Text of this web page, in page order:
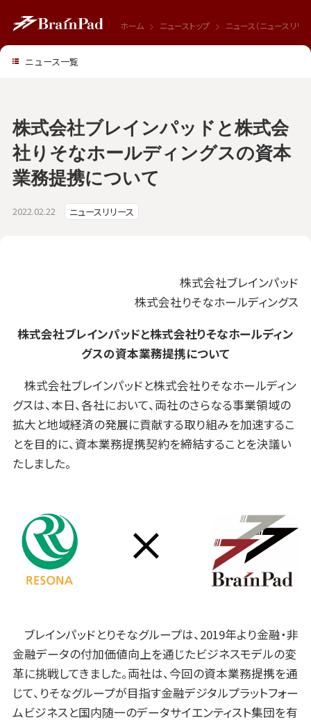
ホーム ニューストップ ニュース（ニュースリリー
2022.02.22 ニュースリリース
株式会社ブレインパッドと株式会
社りそなホールディングスの資本
業務提携について
株式会社ブレインパッド
株式会社りそなホールディングス
株式会社ブレインパッドと株式会社りそなホールディン
グスの資本業務提携について
株式会社ブレインパッドと株式会社りそなホールディン
グスは、本日、各社において、両社のさらなる事業領域の
拡大と地域経済の発展に貢献する取り組みを加速するこ
とを目的に、資本業務提携契約を締結することを決議い
たしました。
ブレインパッドとりそなグループは、2019年より金融・非
金融データの付加価値向上を通じたビジネスモデルの変
革に挑戦してきました。両社は、今回の資本業務提携を通
じて、りそなグループが目指す金融デジタルプラットフォー
ムビジネスと国内随一のデータサイエンティスト集団を有
ニュース一覧